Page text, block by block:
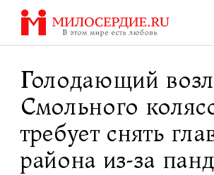
Перейти
содержанию
Голодающий
Смольного
требует снять
района из-за